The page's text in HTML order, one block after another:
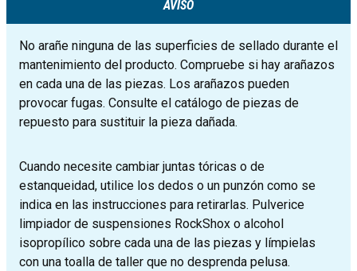
AVISO
No arañe ninguna de las superficies de sellado durante el
mantenimiento del producto. Compruebe si hay arañazos
en cada una de las piezas. Los arañazos pueden
provocar fugas. Consulte el catálogo de piezas de
repuesto para sustituir la pieza dañada.
Cuando necesite cambiar juntas tóricas o de
estanqueidad, utilice los dedos o un punzón como se
indica en las instrucciones para retirarlas. Pulverice
limpiador de suspensiones RockShox o alcohol
isopropílico sobre cada una de las piezas y límpielas
con una toalla de taller que no desprenda pelusa.